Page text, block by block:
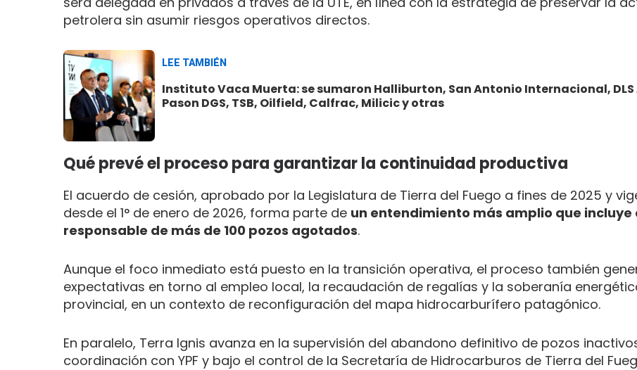
petrolera sin asumir riesgos operativos directos.
LEE TAMBIÉN
Instituto Vaca Muerta: se sumaron Halliburton, San Antonio Internacional, DLS
Pason DGS, TSB, Oilfield, Calfrac, Milicic y otras
Qué prevé el proceso para garantizar la continuidad productiva
El acuerdo de cesión, aprobado por la Legislatura de Tierra del Fuego a fines de 2025 y
desde el 1° de enero de 2026, forma parte de un entendimiento más amplio que incluye
responsable de más de 100 pozos agotados.
Aunque el foco inmediato está puesto en la transición operativa, el proceso también
expectativas en torno al empleo local, la recaudación de regalías y la soberanía
provincial, en un contexto de reconfiguración del mapa hidrocarburífero patagónico.
En paralelo, Terra Ignis avanza en la supervisión del abandono definitivo de pozos
coordinación con YPF y bajo el control de la Secretaría de Hidrocarburos de Tierra del